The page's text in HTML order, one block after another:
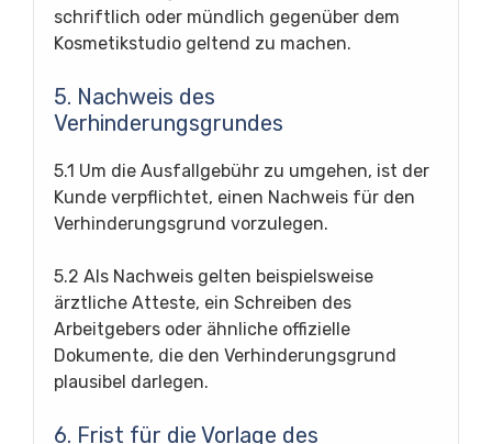
schriftlich oder mündlich gegenüber dem
Kosmetikstudio geltend zu machen.
5. Nachweis des
Verhinderungsgrundes
5.1 Um die Ausfallgebühr zu umgehen, ist der
Kunde verpflichtet, einen Nachweis für den
Verhinderungsgrund vorzulegen.
5.2 Als Nachweis gelten beispielsweise
ärztliche Atteste, ein Schreiben des
Arbeitgebers oder ähnliche offizielle
Dokumente, die den Verhinderungsgrund
plausibel darlegen.
6. Frist für die Vorlage des